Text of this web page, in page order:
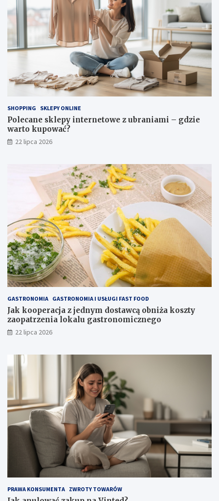
SHOPPING SKLEPY ONLINE
Polecane sklepy internetowe z ubraniami – gdzie
warto kupować?
22 lipca 2026
GASTRONOMIA GASTRONOMIA I USŁUGI FAST FOOD
Jak kooperacja z jednym dostawcą obniża koszty
zaopatrzenia lokalu gastronomicznego
22 lipca 2026
PRAWA KONSUMENTA ZWROTY TOWARÓW